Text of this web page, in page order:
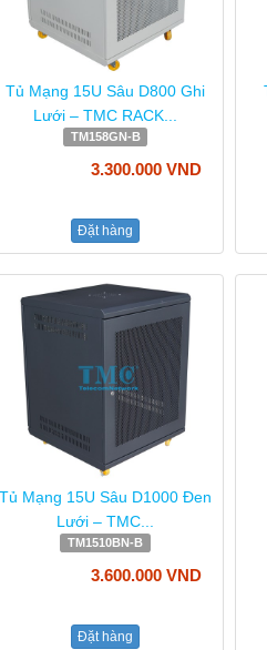
Tủ Mạng 15U Sâu D800 Ghi
Lưới – TMC RACK...
TM158GN-B
3.300.000 VND
Đặt hàng
Tủ Mạng 15U Sâu D1000 Đen
Lưới – TMC...
TM1510BN-B
3.600.000 VND
Đặt hàng